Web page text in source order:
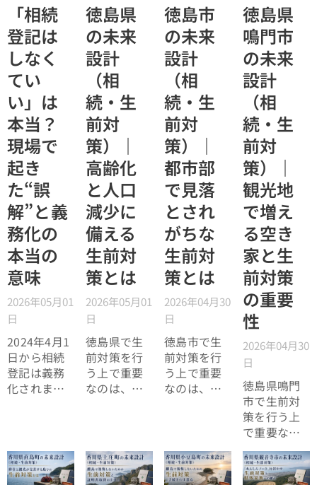
「相続
登記は
しなく
てい
い」は
本当？
現場で
起き
た“誤
解”と義
務化の
本当の
意味
2026年05月01
日
2024年4月1
日から相続
登記は義務
化されまし
税を払って
いれば大丈
夫」「登記
徳島県
の未来
設計
（相
続・生
前対
策）｜
高齢化
と人口
減少に
備える
生前対
策とは
2026年05月01
日
徳島県で生
前対策を行
う上で重要
なのは、
ること」で
す。高齢化
が進み、若
徳島市
の未来
設計
（相
続・生
前対
策）｜
都市部
で見落
とされ
がちな
生前対
策とは
2026年04月30
日
徳島市で生
前対策を行
う上で重要
なのは、
そ、対策が
遅れやすい
ことを理解
徳島県
鳴門市
の未来
設計
（相
続・生
前対
策）｜
観光地
で増え
る空き
家と生
前対策
の重要
性
2026年04月30
日
徳島県鳴門
市で生前対
策を行う上
で重要なの
は、「資産
価値がある
うちにどう